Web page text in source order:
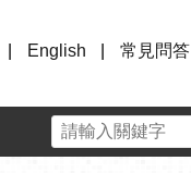
English 常見問答